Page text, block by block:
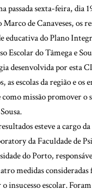
passada sexta-feira, dia
de Canaveses, os
educativa do Plano
Escolar do Tâmega e
desenvolvida por esta
as escolas da região e os
como missão promover o
esteve a cargo
da Faculdade de
do Porto,
medidas
insucesso escolar.